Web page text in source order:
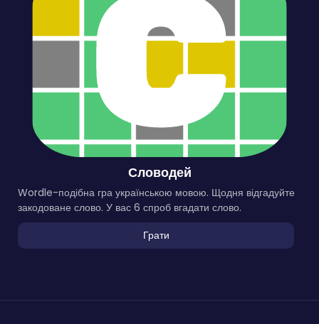
Словодей
Wordle-подібна гра українською мовою. Щодня відгадуйте
закодоване слово. У вас 6 спроб вгадати слово.
Грати